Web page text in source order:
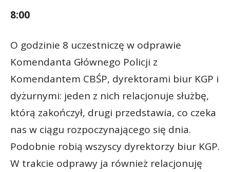
8:00
O godzinie 8 uczestniczę w odprawie
Komendanta Głównego Policji z
Komendantem CBŚP, dyrektorami biur KGP i
dyżurnymi: jeden z nich relacjonuje służbę,
którą zakończył, drugi przedstawia, co czeka
nas w ciągu rozpoczynającego się dnia.
Podobnie robią wszyscy dyrektorzy biur KGP.
W trakcie odprawy ja również relacjonuję